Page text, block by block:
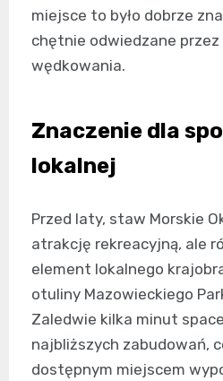
miejsce to było dobrze
chętnie odwiedzane przez
wędkowania.
Znaczenie dla
lokalnej
Przed laty, staw Morskie
atrakcję rekreacyjną, ale
element lokalnego
otuliny Mazowieckiego
Zaledwie kilka minut
najbliższych zabudowań,
dostępnym miejscem